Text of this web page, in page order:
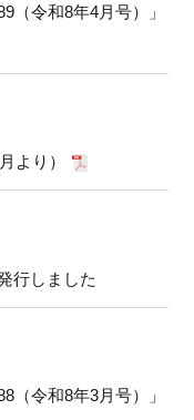
（令和8年4月号）」
より）
行しました
（令和8年3月号）」